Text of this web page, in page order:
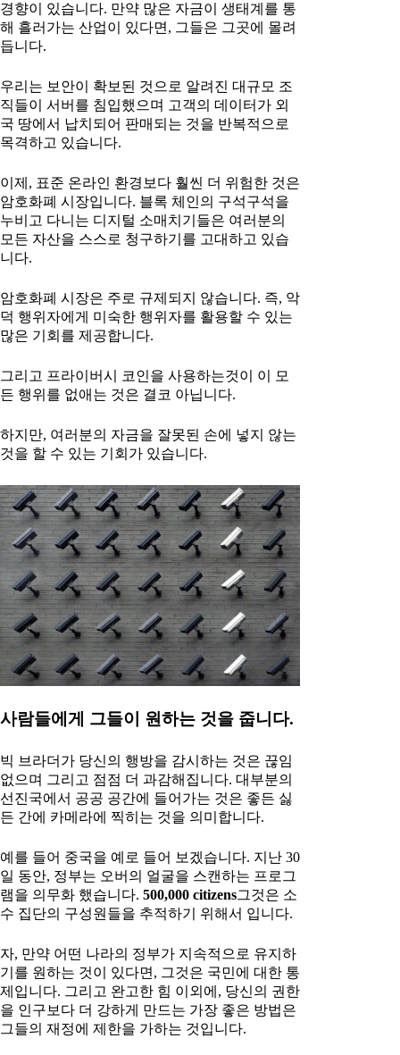
경향이 있습니다. 만약 많은 자금이 생태계를 통
해 흘러가는 산업이 있다면, 그들은 그곳에 몰려
듭니다.
우리는 보안이 확보된 것으로 알려진 대규모 조
직들이 서버를 침입했으며 고객의 데이터가 외
국 땅에서 납치되어 판매되는 것을 반복적으로
목격하고 있습니다.
이제, 표준 온라인 환경보다 훨씬 더 위험한 것은
암호화폐 시장입니다. 블록 체인의 구석구석을
누비고 다니는 디지털 소매치기들은 여러분의
모든 자산을 스스로 청구하기를 고대하고 있습
니다.
암호화폐 시장은 주로 규제되지 않습니다. 즉, 악
덕 행위자에게 미숙한 행위자를 활용할 수 있는
많은 기회를 제공합니다.
그리고 프라이버시 코인을 사용하는것이 이 모
든 행위를 없애는 것은 결코 아닙니다.
하지만, 여러분의 자금을 잘못된 손에 넣지 않는
것을 할 수 있는 기회가 있습니다.
사람들에게 그들이 원하는 것을 줍니다.
빅 브라더가 당신의 행방을 감시하는 것은 끊임
없으며 그리고 점점 더 과감해집니다. 대부분의
선진국에서 공공 공간에 들어가는 것은 좋든 싫
든 간에 카메라에 찍히는 것을 의미합니다.
예를 들어 중국을 예로 들어 보겠습니다. 지난 30
일 동안, 정부는 오버의 얼굴을 스캔하는 프로그
램을 의무화 했습니다. 500,000 citizens그것은 소
수 집단의 구성원들을 추적하기 위해서 입니다.
자, 만약 어떤 나라의 정부가 지속적으로 유지하
기를 원하는 것이 있다면, 그것은 국민에 대한 통
제입니다. 그리고 완고한 힘 이외에, 당신의 권한
을 인구보다 더 강하게 만드는 가장 좋은 방법은
그들의 재정에 제한을 가하는 것입니다.